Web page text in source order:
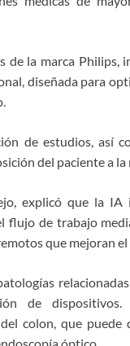
la marca Philips,
diseñada para
de estudios, así
del paciente a la
explicó que la
flujo de trabajo
que mejoran
de dispositivos.
colon, que